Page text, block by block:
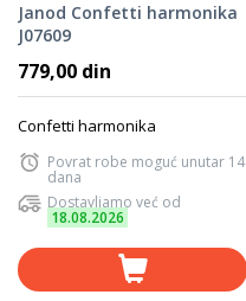
Janod Confetti harmonika
J07609
779,00 din
Confetti harmonika
Povrat robe moguć unutar 14
dana
Dostavljamo već od
18.08.2026